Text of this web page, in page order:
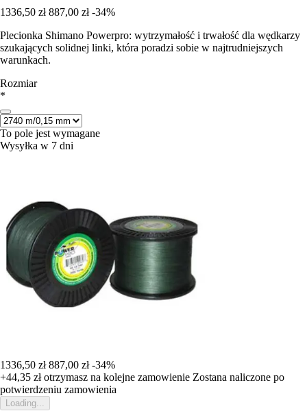
1336,50 zł 887,00 zł -34%
Plecionka Shimano Powerpro: wytrzymałość i trwałość dla wędkarzy
szukających solidnej linki, która poradzi sobie w najtrudniejszych
warunkach.
Rozmiar
*
To pole jest wymagane
Wysyłka w 7 dni
1336,50 zł 887,00 zł -34%
+44,35 złotrzymasz na kolejne zamowienie Zostana naliczone po
potwierdzeniu zamowienia
Loading...